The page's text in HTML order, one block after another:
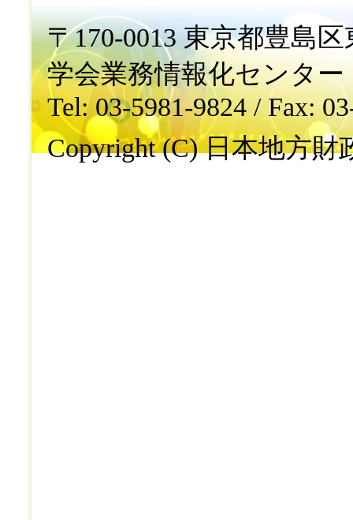
〒170-0013 東京都豊島
学会業務情報化センタ
Tel: 03-5981-9824 / Fax:
Copyright (C) 日本地方財